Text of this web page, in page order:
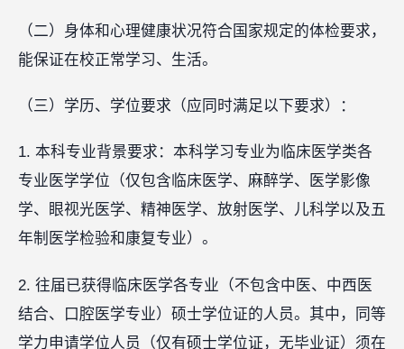
（二）身体和心理健康状况符合国家规定的体检要求，
能保证在校正常学习、生活。
（三）学历、学位要求（应同时满足以下要求）：
1. 本科专业背景要求：本科学习专业为临床医学类各
专业医学学位（仅包含临床医学、麻醉学、医学影像
学、眼视光医学、精神医学、放射医学、儿科学以及五
年制医学检验和康复专业）。
2. 往届已获得临床医学各专业（不包含中医、中西医
结合、口腔医学专业）硕士学位证的人员。其中，同等
学力申请学位人员（仅有硕士学位证，无毕业证）须在